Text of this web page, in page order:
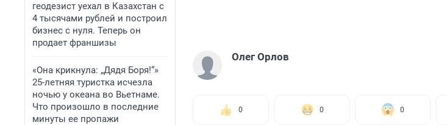
геодезист уехал в Казахстан с
4 тысячами рублей и построил
бизнес с нуля. Теперь он
продает франшизы
«Она крикнула: „Дядя Боря!“»
25-летняя туристка исчезла
ночью у океана во Вьетнаме.
Что произошло в последние
минуты ее пропажи
Олег Орлов
0 0 0